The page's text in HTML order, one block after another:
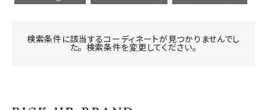
検索条件に該当するコーディネートが見つかりませんでし
た。 検索条件を変更してください。